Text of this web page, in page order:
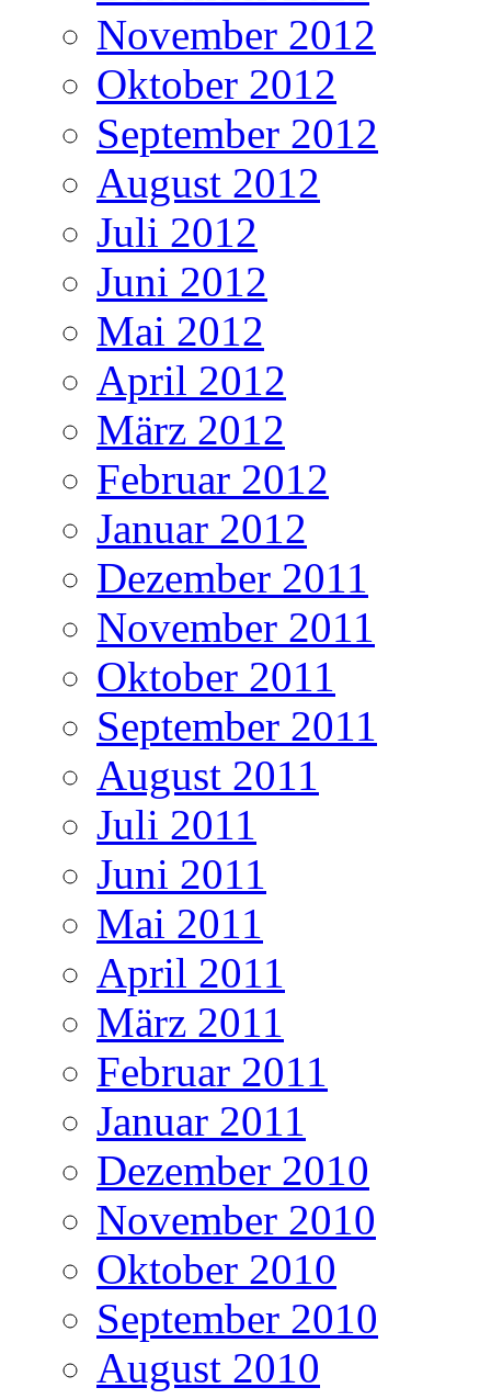
November 2012
Oktober 2012
September 2012
August 2012
Juli 2012
Juni 2012
Mai 2012
April 2012
März 2012
Februar 2012
Januar 2012
Dezember 2011
November 2011
Oktober 2011
September 2011
August 2011
Juli 2011
Juni 2011
Mai 2011
April 2011
März 2011
Februar 2011
Januar 2011
Dezember 2010
November 2010
Oktober 2010
September 2010
August 2010